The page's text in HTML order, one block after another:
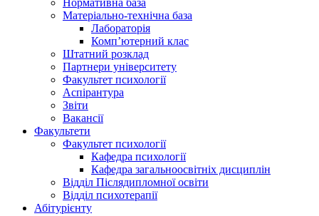
Нормативна база
Матеріально-технічна база
Лабораторія
Компʼютерний клас
Штатний розклад
Партнери університету
Факультет психології
Аспірантура
Звіти
Вакансії
Факультети
Факультет психології
Кафедра психології
Кафедра загальноосвітніх дисциплін
Відділ Післядипломної освіти
Відділ психотерапії
Абітурієнту